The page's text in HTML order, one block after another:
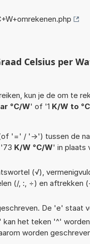
Celsius per
kun je de om te
°C/W' of '1 K/W to
'=' / '->') tussen de
K/W °C/W' in plaats
(√),
(/, :, ÷) en aftrekken
De 'e' staat
het teken '^'
worden